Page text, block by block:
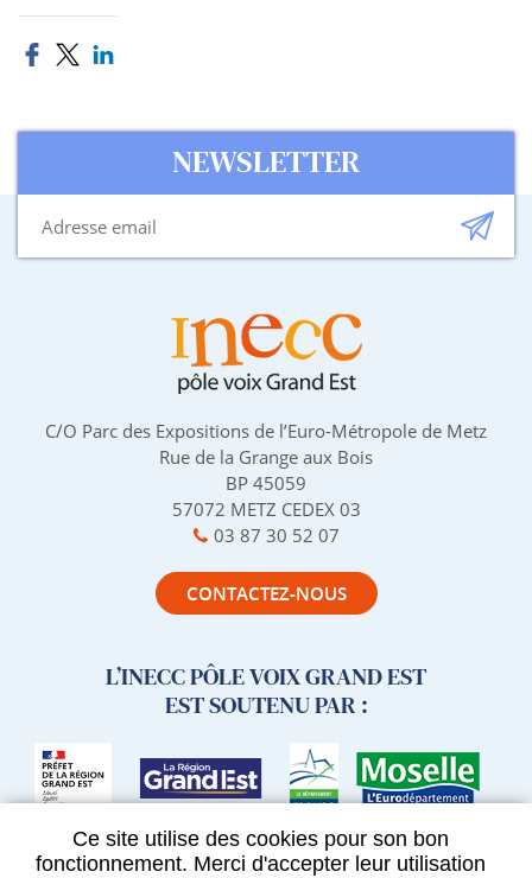
Ce site utilise des cookies pour son bon
fonctionnement. Merci d'accepter leur utilisation
NEWSLETTER
C/O Parc des Expositions de l’Euro-Métropole de Metz
Rue de la Grange aux Bois
BP 45059
57072 METZ CEDEX 03
03 87 30 52 07
CONTACTEZ-NOUS
L’INECC PÔLE VOIX GRAND EST
EST SOUTENU PAR :